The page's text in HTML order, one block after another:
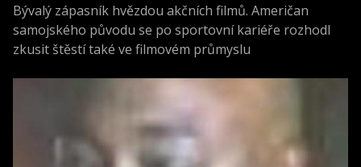
Bývalý zápasník hvězdou akčních filmů. Američan
samojského původu se po sportovní kariéře rozhodl
zkusit štěstí také ve filmovém průmyslu